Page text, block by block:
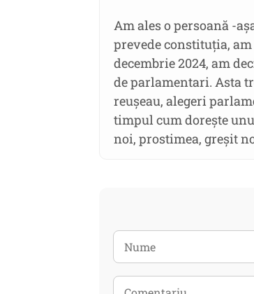
Am ales o persoană -
prevede constituția,
decembrie 2024, am
de parlamentari. Asta
reușeau, alegeri
timpul cum dorește
noi, prostimea, greșit